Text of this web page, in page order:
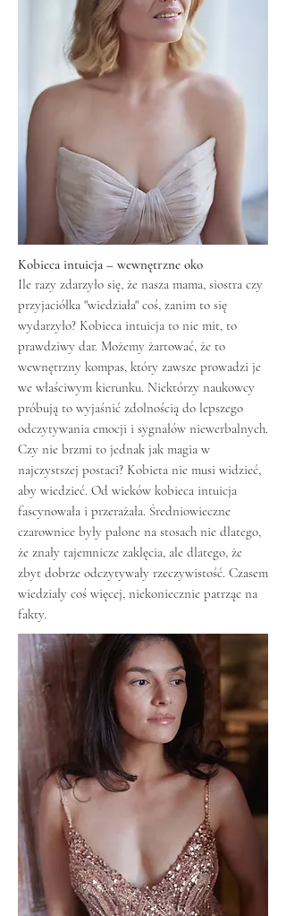
Kobieca intuicja – wewnętrzne oko
Ile razy zdarzyło się, że nasza mama, siostra czy
przyjaciółka "wiedziała" coś, zanim to się
wydarzyło? Kobieca intuicja to nie mit, to
prawdziwy dar. Możemy żartować, że to
wewnętrzny kompas, który zawsze prowadzi je
we właściwym kierunku. Niektórzy naukowcy
próbują to wyjaśnić zdolnością do lepszego
odczytywania emocji i sygnałów niewerbalnych.
Czy nie brzmi to jednak jak magia w
najczystszej postaci? Kobieta nie musi widzieć,
aby wiedzieć. Od wieków kobieca intuicja
fascynowała i przerażała. Średniowieczne
czarownice były palone na stosach nie dlatego,
że znały tajemnicze zaklęcia, ale dlatego, że
zbyt dobrze odczytywały rzeczywistość. Czasem
wiedziały coś więcej, niekoniecznie patrząc na
fakty.